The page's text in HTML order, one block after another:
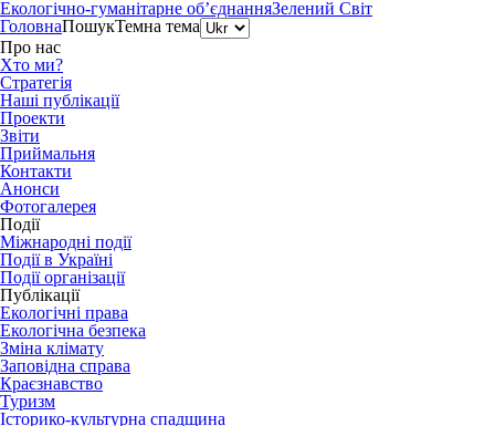
Екологічно-гуманітарне об’єднанняЗелений Світ
ГоловнаПошукТемна тема
Про нас
Хто ми?
Стратегія
Наші публікації
Проекти
Звіти
Приймальня
Контакти
Анонси
Фотогалерея
Події
Міжнародні події
Події в Україні
Події організації
Публікації
Екологічні права
Екологічна безпека
Зміна клімату
Заповідна справа
Краєзнавство
Туризм
Історико-культурна спадщина